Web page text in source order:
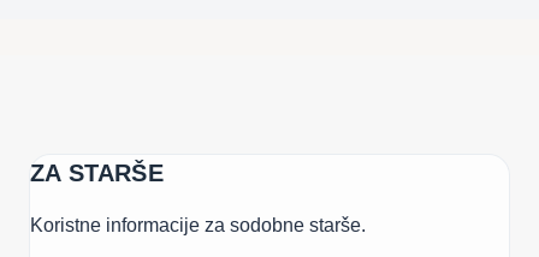
ZA STARŠE
Koristne informacije za sodobne starše.